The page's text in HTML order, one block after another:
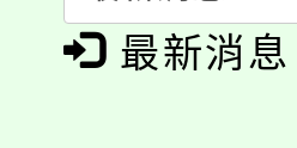
博覽會」
「2026金
最新消息